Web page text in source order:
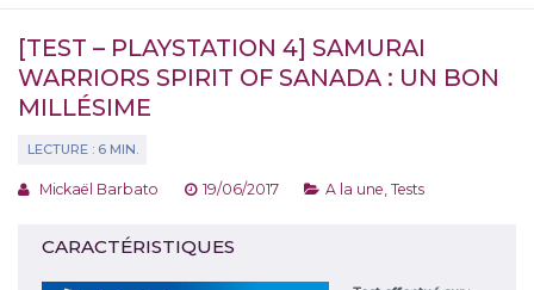
[TEST – PLAYSTATION 4] SAMURAI
WARRIORS SPIRIT OF SANADA : UN BON
MILLÉSIME
Mickaël Barbato 19/06/2017 A la une ,Tests
CARACTÉRISTIQUES